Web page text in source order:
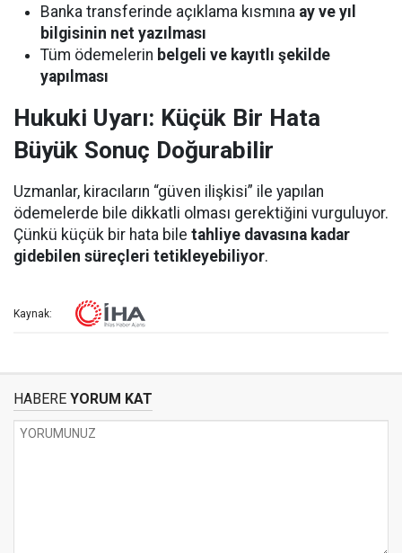
Banka transferinde açıklama kısmına ay ve yıl
bilgisinin net yazılması
Tüm ödemelerin belgeli ve kayıtlı şekilde
yapılması
Hukuki Uyarı: Küçük Bir Hata
Büyük Sonuç Doğurabilir
Uzmanlar, kiracıların “güven ilişkisi” ile yapılan
ödemelerde bile dikkatli olması gerektiğini vurguluyor.
Çünkü küçük bir hata bile tahliye davasına kadar
gidebilen süreçleri tetikleyebiliyor.
Kaynak:
HABERE YORUM KAT